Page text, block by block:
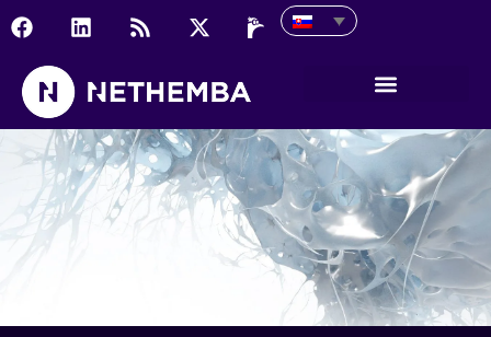
Aktuálne postrehy z